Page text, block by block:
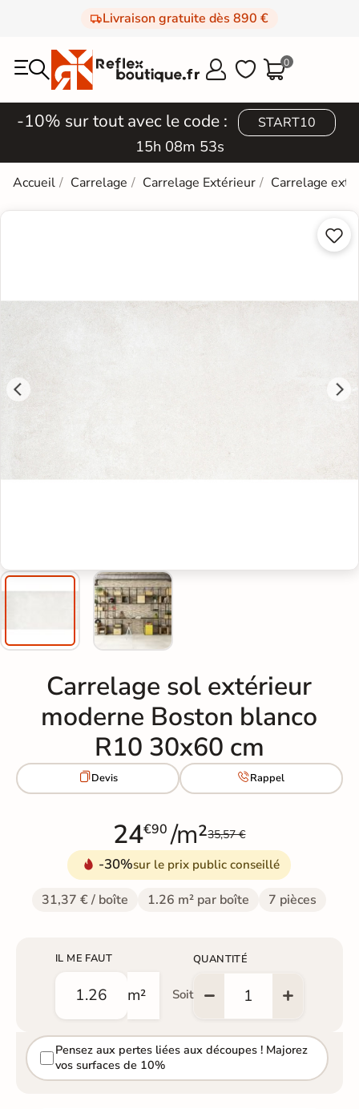
Livraison gratuite dès 890 €
  0
-10% sur tout avec le code : START10
15h 08m 53s
Accueil Carrelage Carrelage Extérieur Carrelage


Carrelage sol extérieur
moderne Boston blanco
R10 30x60 cm
Devis Rappel
24€90 /m²35,57 €
-30%sur le prix public conseillé
31,37 € / boîte 1.26 m² par boîte 7 pièces
IL ME FAUT
m² Soit
QUANTITÉ
Pensez aux pertes liées aux découpes ! Majorez
vos surfaces de 10%